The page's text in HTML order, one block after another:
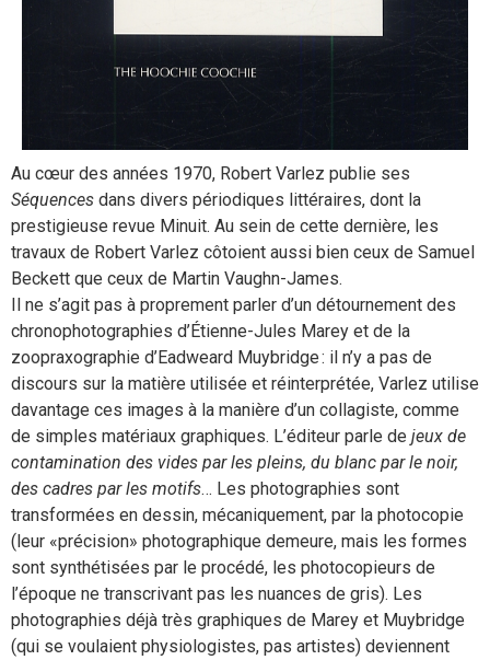
Au cœur des années 1970, Robert Varlez publie ses
Séquences dans divers périodiques littéraires, dont la
prestigieuse revue Minuit. Au sein de cette dernière, les
travaux de Robert Varlez côtoient aussi bien ceux de Samuel
Beckett que ceux de Martin Vaughn-James.
Il ne s’agit pas à proprement parler d’un détournement des
chronophotographies d’Étienne-Jules Marey et de la
zoopraxographie d’Eadweard Muybridge : il n’y a pas de
discours sur la matière utilisée et réinterprétée, Varlez utilise
davantage ces images à la manière d’un collagiste, comme
de simples matériaux graphiques. L’éditeur parle de jeux de
contamination des vides par les pleins, du blanc par le noir,
des cadres par les motifs… Les photographies sont
transformées en dessin, mécaniquement, par la photocopie
(leur «précision» photographique demeure, mais les formes
sont synthétisées par le procédé, les photocopieurs de
l’époque ne transcrivant pas les nuances de gris). Les
photographies déjà très graphiques de Marey et Muybridge
(qui se voulaient physiologistes, pas artistes) deviennent